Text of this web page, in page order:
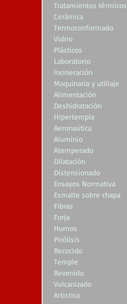
Tratamientos térmicos
Cerámica
Termoconformado
Vidrio
Plásticos
Laboratorio
Incineración
Maquinaria y utillaje
Alimentación
Deshidratación
Hipertemple
Aeronaútica
Aluminio
Atemperado
Dilatación
Distensionado
Ensayos Normativa
Esmalte sobre chapa
Fibras
Forja
Humos
Pirólisis
Recocido
Temple
Revenido
Vulcanizado
Artistica